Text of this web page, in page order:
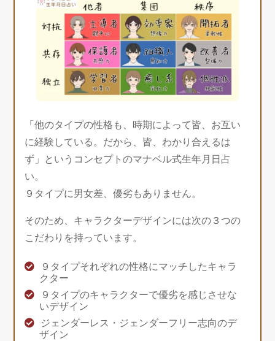
「他のタイプの性格も、時期によって皆、お互い
に経験している。だから、皆、わかり合えるは
ず」というコンセプトのマナベル式生年月日占
い。
９タイプに男女差、優劣もありません。
そのため、キャラクターデザインには次の３つの
こだわりを持っています。
９タイプそれぞれの性格にマッチしたキャラ
クター
９タイプのキャラクターで優劣を感じさせな
いデザイン
ジェンダーレス・ジェンダーフリー志向のデ
ザイン